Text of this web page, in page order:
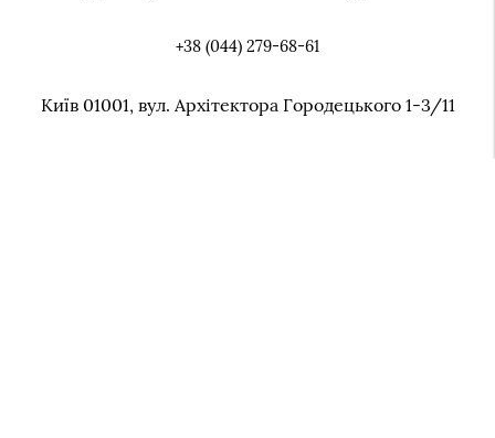
+38 (044) 279-68-61
Київ 01001, вул. Архiтектора Городецького 1-3/11